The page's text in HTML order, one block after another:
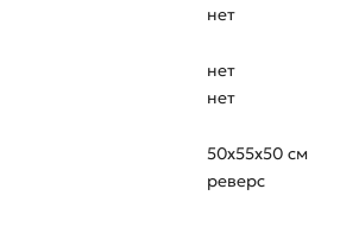
нет
нет
нет
50х55х50 см
реверс